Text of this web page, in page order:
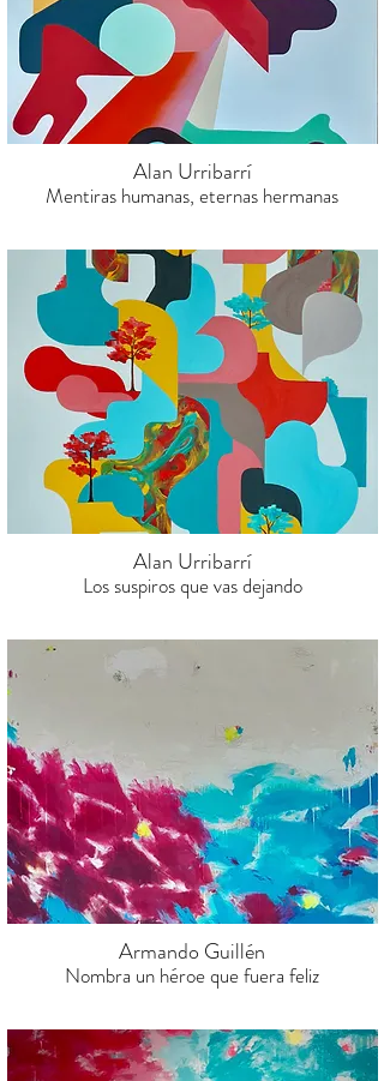
Alan Urribarrí
Mentiras humanas, eternas hermanas
Alan Urribarrí
Los suspiros que vas dejando
Armando Guillén
Nombra un héroe que fuera feliz